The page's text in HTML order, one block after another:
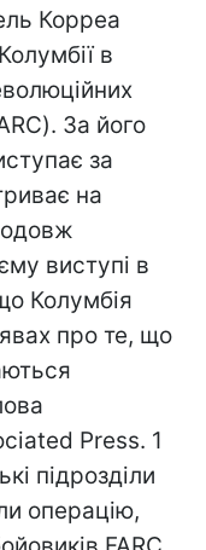
Корреа
в
За його
за
на
виступі в
Колумбія
про те, що
Press. 1
підрозділи
операцію,